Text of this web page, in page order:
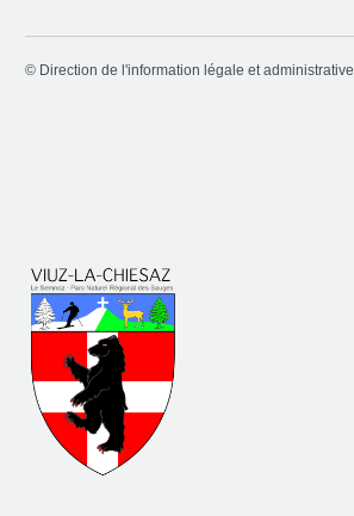
© Direction de l'information légale et administrative